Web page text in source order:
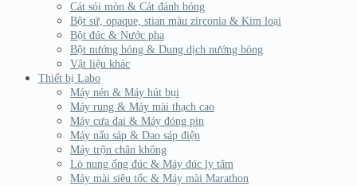
Cát sói mòn & Cát đánh bóng
Bột sứ, opaque, stian màu zirconia & Kim loại
Bột đúc & Nước pha
Bột nướng bóng & Dung dịch nướng bóng
Vật liệu khác
Thiết bị Labo
Máy nén & Máy hút bụi
Máy rung & Máy mài thạch cao
Máy cưa đai & Máy đóng pin
Máy nấu sáp & Dao sáp điện
Máy trộn chân không
Lò nung ống đúc & Máy đúc ly tâm
Máy mài siêu tốc & Máy mài Marathon